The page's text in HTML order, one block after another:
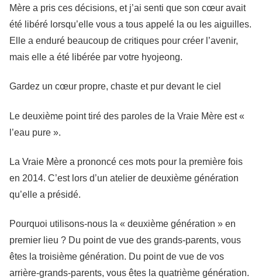
Mère a pris ces décisions, et j’ai senti que son cœur avait
été libéré lorsqu’elle vous a tous appelé la ou les aiguilles.
Elle a enduré beaucoup de critiques pour créer l’avenir,
mais elle a été libérée par votre hyojeong.
Gardez un cœur propre, chaste et pur devant le ciel
Le deuxième point tiré des paroles de la Vraie Mère est «
l’eau pure ».
La Vraie Mère a prononcé ces mots pour la première fois
en 2014. C’est lors d’un atelier de deuxième génération
qu’elle a présidé.
Pourquoi utilisons-nous la « deuxième génération » en
premier lieu ? Du point de vue des grands-parents, vous
êtes la troisième génération. Du point de vue de vos
arrière-grands-parents, vous êtes la quatrième génération.